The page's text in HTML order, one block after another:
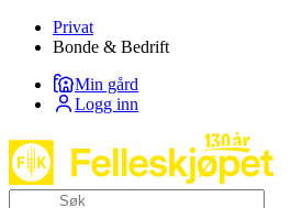
Privat
Bonde & Bedrift
Min gård
Logg inn